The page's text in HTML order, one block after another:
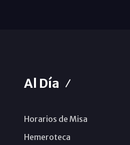
Al Día
Horarios de Misa
Hemeroteca